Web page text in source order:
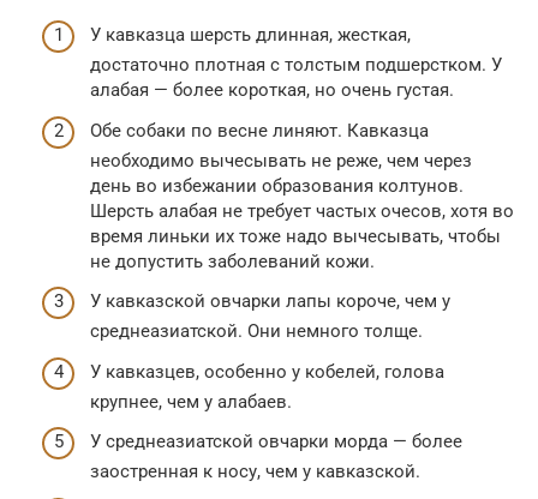
У кавказца шерсть длинная, жесткая,
достаточно плотная с толстым подшерстком. У
алабая — более короткая, но очень густая.
Обе собаки по весне линяют. Кавказца
необходимо вычесывать не реже, чем через
день во избежании образования колтунов.
Шерсть алабая не требует частых очесов, хотя во
время линьки их тоже надо вычесывать, чтобы
не допустить заболеваний кожи.
У кавказской овчарки лапы короче, чем у
среднеазиатской. Они немного толще.
У кавказцев, особенно у кобелей, голова
крупнее, чем у алабаев.
У среднеазиатской овчарки морда — более
заостренная к носу, чем у кавказской.